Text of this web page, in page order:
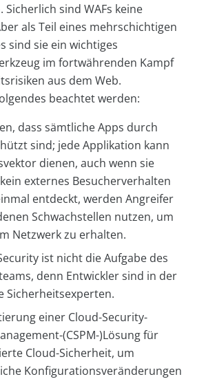
sind WAFs keine
als Teil eines mehrschichtigen
sind sie ein wichtiges
im fortwährenden Kampf
aus dem Web.
beachtet werden:
dass sämtliche Apps durch
sind; jede Applikation kann
dienen, auch wenn sie
externes Besucherverhalten
entdeckt, werden Angreifer
Schwachstellen nutzen, um
Netzwerk zu erhalten.
ist nicht die Aufgabe des
denn Entwickler sind in der
Sicherheitsexperten.
einer Cloud-Security-
(CSPM-)Lösung für
Cloud-Sicherheit, um
Konfigurationsveränderungen